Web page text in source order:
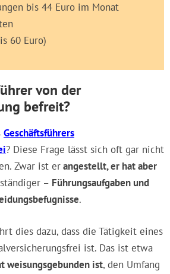
bis 44 Euro im Monat
60 Euro)
von der
befreit?
Geschäftsführers
? Diese Frage lässt sich oft gar nicht
Zwar ist erangestellt, er hat aber
– Führungsaufgaben und
.
dies dazu, dass die Tätigkeit eines
ist. Das ist etwa
weisungsgebunden ist, den Umfang